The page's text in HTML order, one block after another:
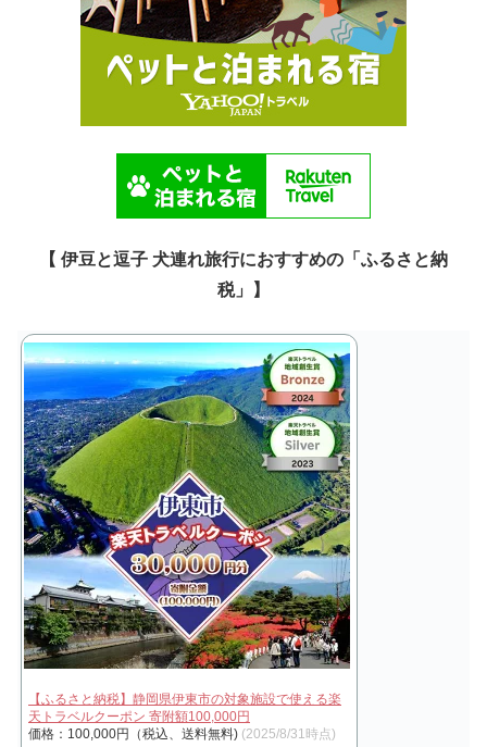
【 伊豆と逗子 犬連れ旅行におすすめの「ふるさと納
税」】
【ふるさと納税】静岡県伊東市の対象施設で使える楽
天トラベルクーポン 寄附額100,000円
価格：100,000円（税込、送料無料) (2025/8/31時点)